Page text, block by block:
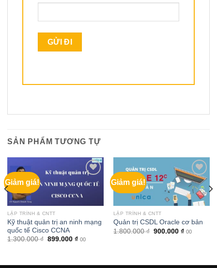
SẢN PHẨM TƯƠNG TỰ
Giảm giá!
LẬP TRÌNH & CNTT
Kỹ thuật quản trị an ninh mạng
quốc tế Cisco CCNA
1.300.000₫ Giá
899.000 ₫Giá
899.000 ₫.
00
Giảm giá!
LẬP TRÌNH & CNTT
Quản trị CSDL Oracle cơ bản
1.800.000₫ Giá
900.000 ₫Giá
00